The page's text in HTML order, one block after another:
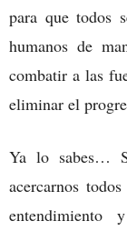
para que todos
humanos de
combatir a las
eliminar el
Ya lo sabes…
acercarnos
entendimiento